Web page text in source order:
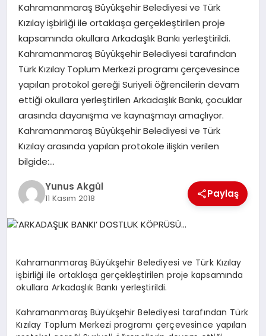
BİZE ULAŞIN
GÖKSUN
TÜRKOĞLU
PAZARCIK
KÜNYE
NURHAK
Kahramanmaraş Büyükşehir Belediyesi ve Türk
Kızılay işbirliği ile ortaklaşa gerçekleştirilen proje
kapsamında okullara Arkadaşlık Bankı yerleştirildi.
Kahramanmaraş Büyükşehir Belediyesi tarafından
Türk Kızılay Toplum Merkezi programı çerçevesince
yapılan protokol gereği Suriyeli öğrencilerin devam
ettiği okullara yerleştirilen Arkadaşlık Bankı, çocuklar
arasında dayanışma ve kaynaşmayı amaçlıyor.
Kahramanmaraş Büyükşehir Belediyesi ve Türk
Kızılay arasında yapılan protokole ilişkin verilen
bilgide:…
Yunus Akgül
11 Kasım 2018 Paylaş
Kahramanmaraş Büyükşehir Belediyesi ve Türk Kızılay
işbirliği ile ortaklaşa gerçekleştirilen proje kapsamında
okullara Arkadaşlık Bankı yerleştirildi.
Kahramanmaraş Büyükşehir Belediyesi tarafından Türk
Kızılay Toplum Merkezi programı çerçevesince yapılan